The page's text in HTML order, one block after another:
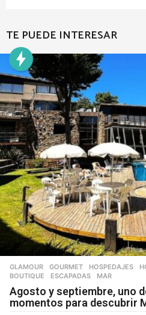
TE PUEDE INTERESAR
GLAMOUR ,GOURMET ,HOSPEDAJES ,
BOUTIQUE
,ESCAPADAS ,MAR
Agosto y septiembre, uno
momentos para descubrir